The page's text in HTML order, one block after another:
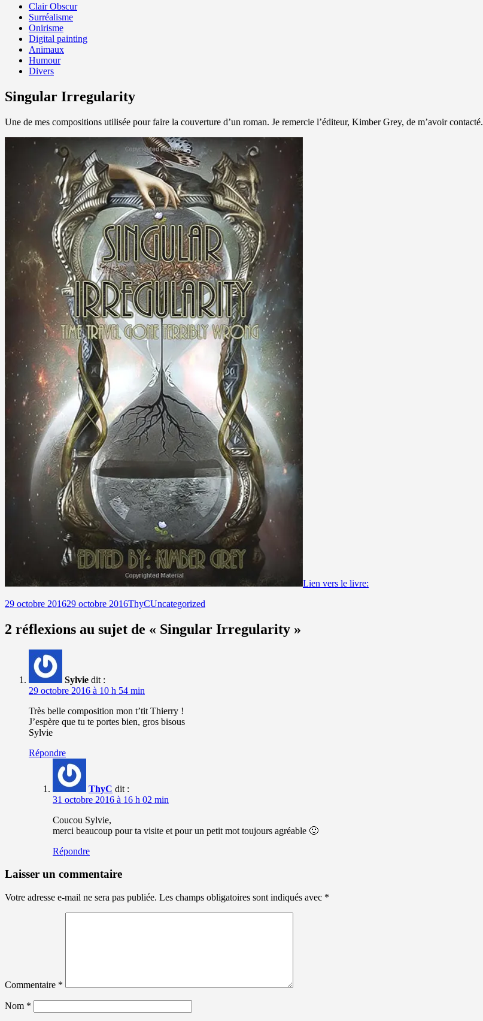
Clair Obscur
Surréalisme
Onirisme
Digital painting
Animaux
Humour
Divers
Singular Irregularity
Une de mes compositions utilisée pour faire la couverture d’un roman. Je remercie l’éditeur, Kimber Grey, de m’avoir contacté.
Lien vers le livre:
Publié
29 octobre 201629 octobre 2016Auteur
ThyCCatégories
Uncategorized
2 réflexions au sujet de « Singular Irregularity »
Sylvie dit :
29 octobre 2016 à 10 h 54 min
Très belle composition mon t’tit Thierry !
J’espère que tu te portes bien, gros bisous
Sylvie
Répondre
ThyC dit :
31 octobre 2016 à 16 h 02 min
Coucou Sylvie,
merci beaucoup pour ta visite et pour un petit mot toujours agréable 🙂
Répondre
Laisser un commentaire
Votre adresse e-mail ne sera pas publiée. Les champs obligatoires sont indiqués avec *
Commentaire *
Nom *